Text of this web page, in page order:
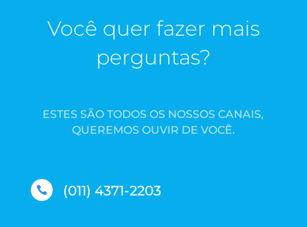
Você quer fazer mais
perguntas?
ESTES SÃO TODOS OS NOSSOS CANAIS,
QUEREMOS OUVIR DE VOCÊ.
 (011) 4371-2203